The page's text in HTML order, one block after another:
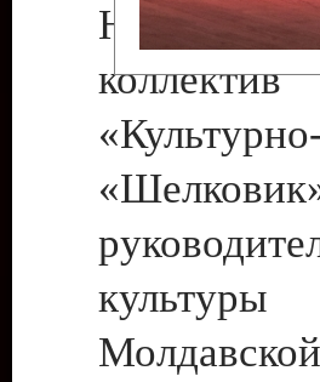
Народный